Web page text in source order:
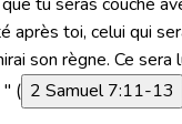
après toi, celui qui
son règne. Ce sera
" ( 2 Samuel 7:11-13